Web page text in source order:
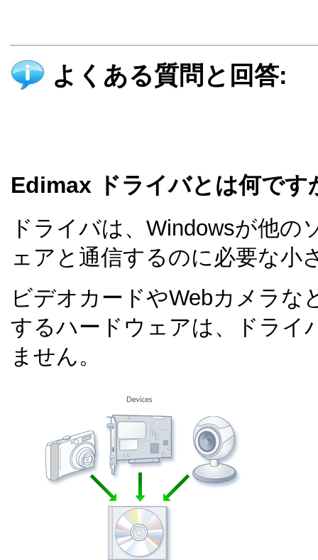
よくある質問と回答:
Edimax ドライバとは何です
ドライバは、Windowsが他の
ェアと通信するのに必要な小
ビデオカードやWebカメラな
するハードウェアは、ドライ
ません。